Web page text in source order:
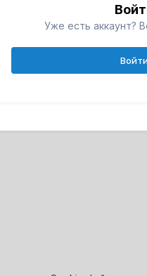
Уже есть аккаунт?